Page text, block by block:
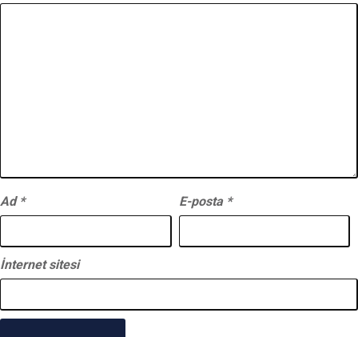
Ad * E-posta *
İnternet sitesi